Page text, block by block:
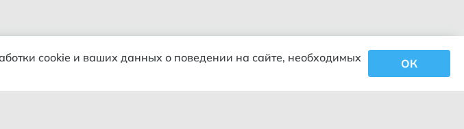
cookie и ваших данных о поведении на сайте, необходимых
ОК